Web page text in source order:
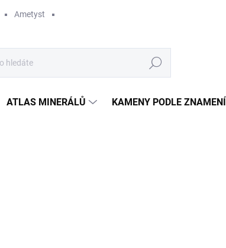
Ametyst
Hledat
ATLAS MINERÁLŮ KAMENY PODLE ZNAMENÍ